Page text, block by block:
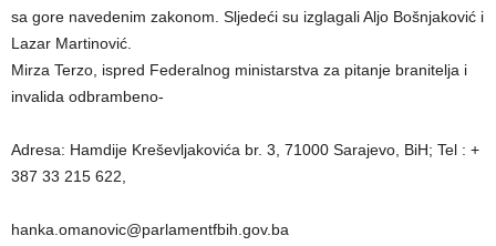
sa gore navedenim zakonom. Sljedeći su izglagali Aljo Bošnjaković i
Lazar Martinović.
Mirza Terzo, ispred Federalnog ministarstva za pitanje branitelja i
invalida odbrambeno-
Adresa: Hamdije Kreševljakovića br. 3, 71000 Sarajevo, BiH; Tel : +
387 33 215 622,
hanka.omanovic@parlamentfbih.gov.ba